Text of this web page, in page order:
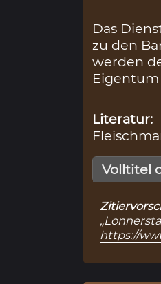
Das
zu den
werden
Literatur:
Volltitel
https://